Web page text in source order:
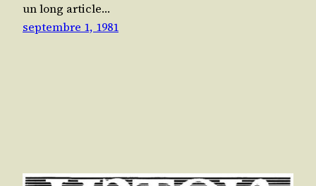
un long article…
septembre 1, 1981